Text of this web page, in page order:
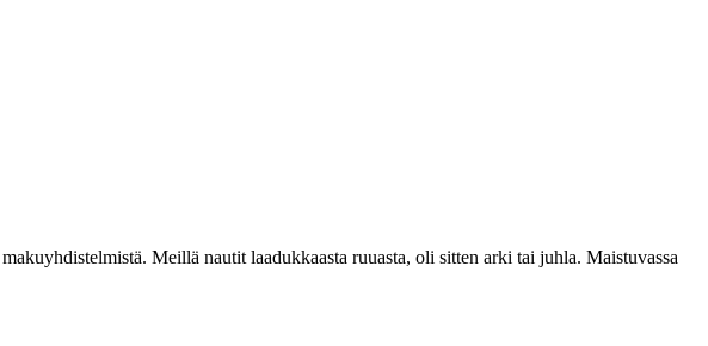
Meillä nautit laadukkaasta ruuasta, oli sitten arki tai juhla. Maistuvassa